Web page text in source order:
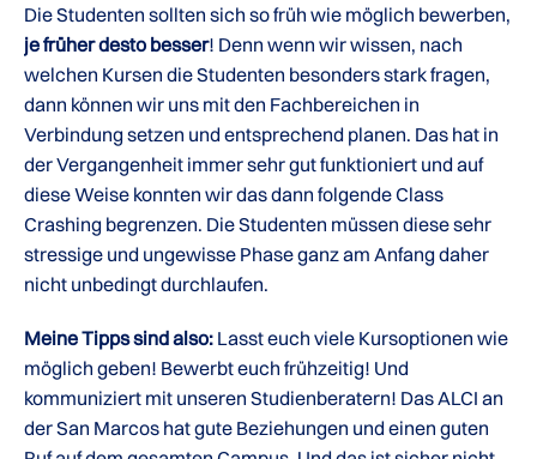
Die Studenten sollten sich so früh wie möglich bewerben,
je früher desto besser! Denn wenn wir wissen, nach
welchen Kursen die Studenten besonders stark fragen,
dann können wir uns mit den Fachbereichen in
Verbindung setzen und entsprechend planen. Das hat in
der Vergangenheit immer sehr gut funktioniert und auf
diese Weise konnten wir das dann folgende Class
Crashing begrenzen. Die Studenten müssen diese sehr
stressige und ungewisse Phase ganz am Anfang daher
nicht unbedingt durchlaufen.
Meine Tipps sind also: Lasst euch viele Kursoptionen wie
möglich geben! Bewerbt euch frühzeitig! Und
kommuniziert mit unseren Studienberatern! Das ALCI an
der San Marcos hat gute Beziehungen und einen guten